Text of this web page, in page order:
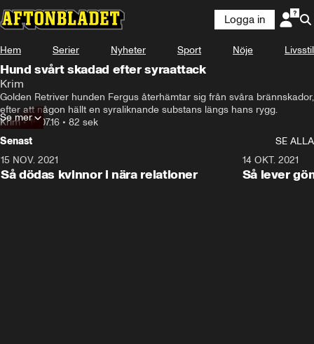
Logga in
Hem Serier Nyheter Sport Nöje Livsstil
Hund svårt skadad efter syraattack
Krim
Golden Retriver hunden Fergus återhämtar sig från svåra brännskador,
efter att någon hällt en syraliknande substans längs hans rygg.
Krim•15.07.16 • 82 sek
Se mer
Senast
SE ALLA
15 NOV. 2021
Så dödas kvinnor i nära relationer
14 OKT. 2021
Så lever